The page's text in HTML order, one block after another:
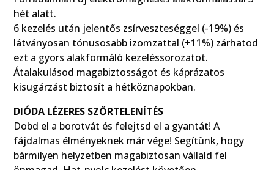
hét alatt.
6 kezelés után jelentős zsírveszteséggel (-19%) és
látványosan tónusosabb izomzattal (+11%) zárhatod
ezt a gyors alakformáló kezeléssorozatot.
Átalakulásod magabiztosságot és káprázatos
kisugárzást biztosít a hétköznapokban.
DIÓDA LÉZERES SZŐRTELENÍTÉS
Dobd el a borotvát és felejtsd el a gyantát! A
fájdalmas élményeknek már vége! Segítünk, hogy
bármilyen helyzetben magabiztosan vállald fel